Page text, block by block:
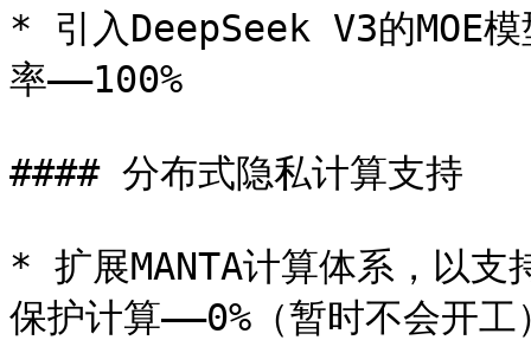
* 引入DeepSeek V3的MOE
率——100%
#### 分布式隐私计算支持
* 扩展MANTA计算体系，以支
保护计算——0%（暂时不会开工